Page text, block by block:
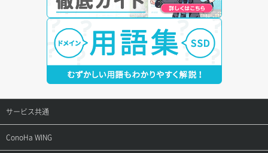
サービス共通
サポートトップ
ConoHa WING